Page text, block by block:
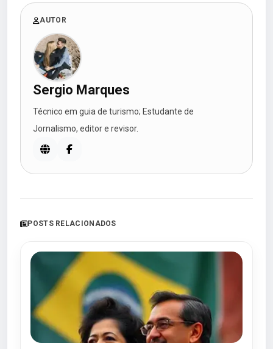
AUTOR
Sergio Marques
Técnico em guia de turismo; Estudante de
Jornalismo, editor e revisor.
POSTS RELACIONADOS